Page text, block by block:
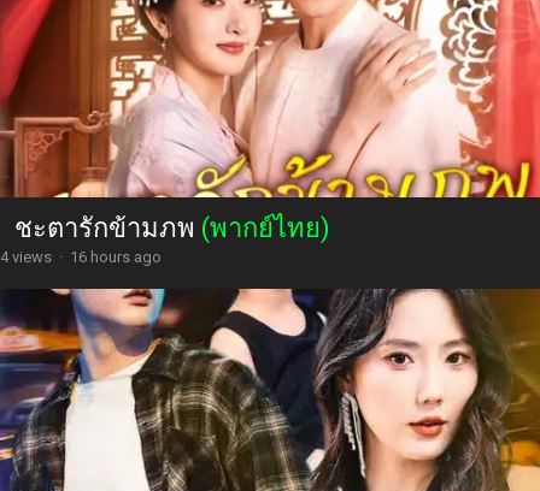
ชะตารักข้ามภพ (พากย์ไทย)
4 views · 16 hours ago